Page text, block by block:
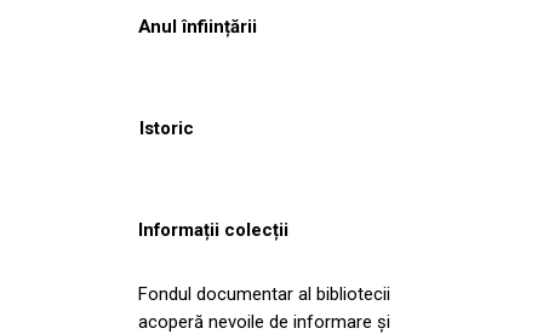
Anul înființării
Istoric
Informații colecții
Fondul documentar al bibliotecii
acoperă nevoile de informare și